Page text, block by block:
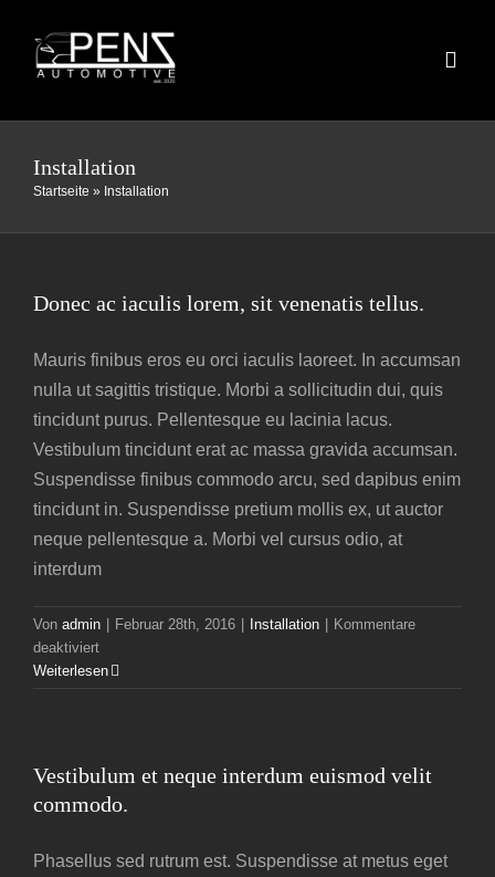
content
FAHRZEUGANKAUF
DAS TEAM
KONTAKT
Installation
Startseite » Installation
Donec ac iaculis lorem, sit venenatis tellus.
Mauris finibus eros eu orci iaculis laoreet. In accumsan
nulla ut sagittis tristique. Morbi a sollicitudin dui, quis
tincidunt purus. Pellentesque eu lacinia lacus.
Vestibulum tincidunt erat ac massa gravida accumsan.
Suspendisse finibus commodo arcu, sed dapibus enim
tincidunt in. Suspendisse pretium mollis ex, ut auctor
neque pellentesque a. Morbi vel cursus odio, at
interdum
Von admin | Februar 28th, 2016 | Installation | Kommentare
deaktiviertfür
Donec
venenatis
tellus.
Weiterlesen
Vestibulum et neque interdum euismod velit
commodo.
Phasellus sed rutrum est. Suspendisse at metus eget